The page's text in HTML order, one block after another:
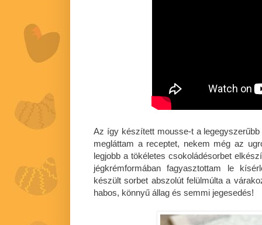
Az így készített mousse-t a
megláttam a receptet, nekem még az
legjobb a tökéletes csokoládésorbet
jégkrémformában fagyasztottam le
készült sorbet abszolút felülmúlta a
habos, könnyű állag és semmi jegesedés!